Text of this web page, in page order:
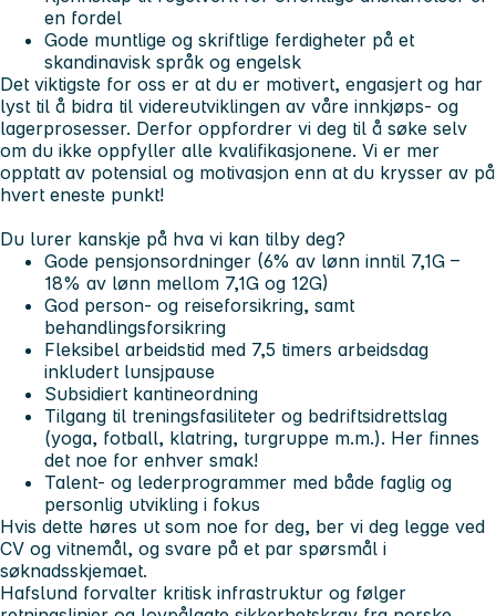
en fordel
Gode muntlige og skriftlige ferdigheter på et
skandinavisk språk og engelsk
Det viktigste for oss er at du er motivert, engasjert og har
lyst til å bidra til videreutviklingen av våre innkjøps- og
lagerprosesser. Derfor oppfordrer vi deg til å søke selv
om du ikke oppfyller alle kvalifikasjonene. Vi er mer
opptatt av potensial og motivasjon enn at du krysser av på
hvert eneste punkt!
Du lurer kanskje på hva vi kan tilby deg?
Gode pensjonsordninger (6% av lønn inntil 7,1G –
18% av lønn mellom 7,1G og 12G)
God person- og reiseforsikring, samt
behandlingsforsikring
Fleksibel arbeidstid med 7,5 timers arbeidsdag
inkludert lunsjpause
Subsidiert kantineordning
Tilgang til treningsfasiliteter og bedriftsidrettslag
(yoga, fotball, klatring, turgruppe m.m.). Her finnes
det noe for enhver smak!
Talent- og lederprogrammer med både faglig og
personlig utvikling i fokus
Hvis dette høres ut som noe for deg, ber vi deg legge ved
CV og vitnemål, og svare på et par spørsmål i
søknadsskjemaet.
Hafslund forvalter kritisk infrastruktur og følger